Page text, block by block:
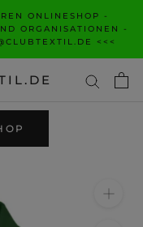
ONLINESHOP -
ORGANISATIONEN -
<<<